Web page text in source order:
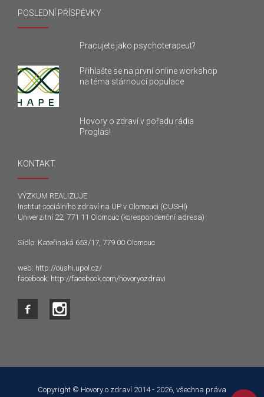
POSLEDNÍ PŘÍSPĚVKY
Pracujete jako psychoterapeut?
Přihlašte se na první online workshop
na téma stárnoucí populace
Hovory o zdraví v pořadu rádia
Proglas!
KONTAKT
VÝZKUM REALIZUJE
Institut sociálního zdraví na UP v Olomouci (OUSHI)
Univerzitní 22, 771 11 Olomouc (korespondenční adresa)
Sídlo: Kateřinská 653/17, 779 00 Olomouc
web: http://oushi.upol.cz/
facebook: http://facebook.com/hovoryozdravi
Copyright © Hovory o zdraví 2014 - 2026, všechna práva
souhlasíte.